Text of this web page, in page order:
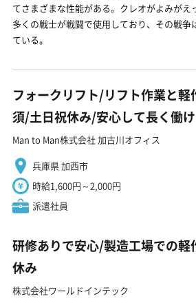
てさまざまな性能がある。クレオがよみがえ
多くの戦士が戦闘で使用しており、その戦争
ている。
フォークリフト/リフト作業と
須/土日祝休み/安心して長く働
Man to Man株式会社 加古川オフィス
兵庫県 加西市
時給1,600円～2,000円
派遣社員
研修ありで安心/製造工場での
休み
株式会社ワールドインテック